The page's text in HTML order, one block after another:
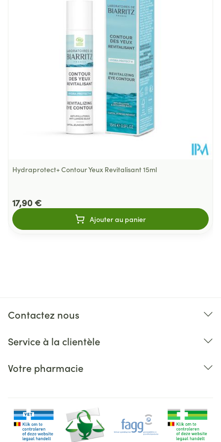
15
Température ambiante (15°C -
25°C)
Hydraprotect+ Contour Yeux Revitalisant 15ml
17,90 €
Ajouter au panier
Contactez nous
Service à la clientèle
Votre pharmacie